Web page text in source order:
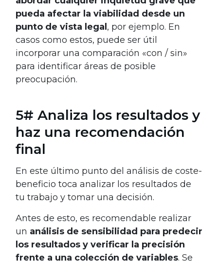
pueda afectar la viabilidad desde un
punto de vista legal , por ejemplo. En
casos como estos, puede ser útil
incorporar una comparación «con / sin»
para identificar áreas de posible
preocupación.
5# Analiza los resultados y
haz una recomendación
final
En este último punto del análisis de coste-
beneficio toca analizar los resultados de
tu trabajo y tomar una decisión.
Antes de esto, es recomendable realizar
un análisis de sensibilidad para predecir
los resultados y verificar la precisión
frente a una colección de variables. Se